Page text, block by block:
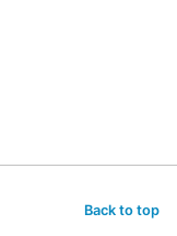
Back to top